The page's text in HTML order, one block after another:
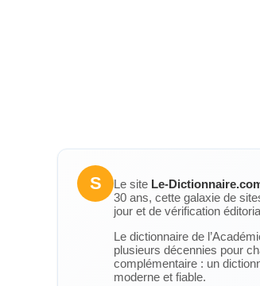
S Le site Le-
30 ans, cette galaxie de
jour et de vérification
Le dictionnaire de
plusieurs décennies pour
complémentaire : un
moderne et fiable.